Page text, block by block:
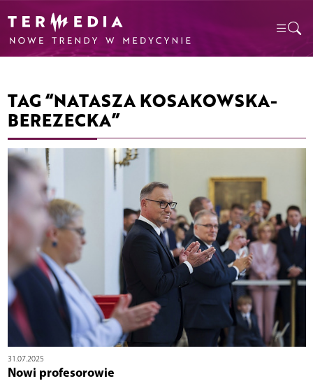
TAG “NATASZA KOSAKOWSKA-
BEREZECKA”
31.07.2025
Nowi profesorowie